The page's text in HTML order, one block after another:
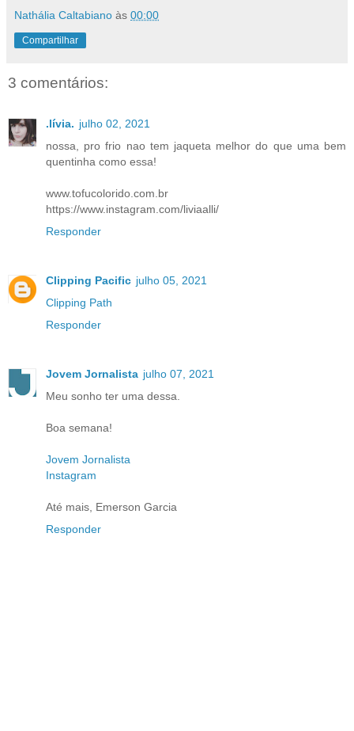
Nathália Caltabiano às 00:00
Compartilhar
3 comentários:
.lívia. julho 02, 2021
nossa, pro frio nao tem jaqueta melhor do que uma bem
quentinha como essa!
www.tofucolorido.com.br
https://www.instagram.com/liviaalli/
Responder
Clipping Pacific julho 05, 2021
Clipping Path
Responder
Jovem Jornalista julho 07, 2021
Meu sonho ter uma dessa.
Boa semana!
Jovem Jornalista
Instagram
Até mais, Emerson Garcia
Responder